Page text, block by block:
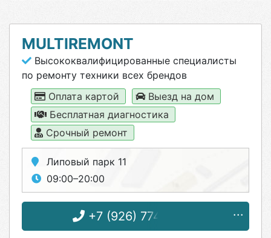
MULTIREMONT
Высококвалифицированные специалисты
по ремонту техники всех брендов
Оплата картой
Выезд на дом
Бесплатная диагностика
Срочный ремонт
Липовый парк 11
09:00–20:00
+7 (926) 774-15-55